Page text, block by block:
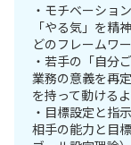
・モチベーショ
「やる気」を精
どのフレームワ
・若手の「自分
業務の意義を再
を持って動ける
・目標設定と指
相手の能力と目